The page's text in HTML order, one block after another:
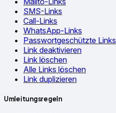
SMS-Links
Call-Links
WhatsApp-Links
Passwortgeschützte Links
Link deaktivieren
Link löschen
Alle Links löschen
Link duplizieren
Umleitungsregeln